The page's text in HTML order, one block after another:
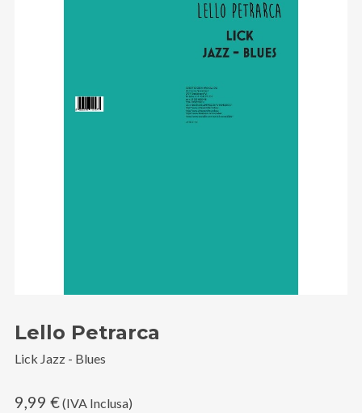
stefano.bertolotti@ultrasoundrecords.eu
Lello Petrarca
Lick Jazz - Blues
9,99 €(IVA Inclusa)